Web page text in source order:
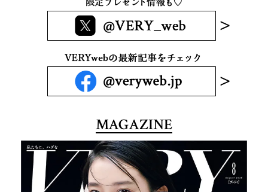
MAGAZINE